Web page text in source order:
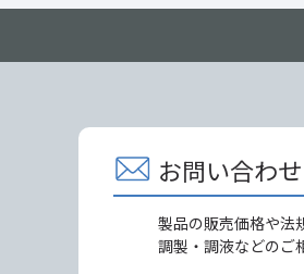
お問い合わせ
製品の販売価格や法
調製・調液などのご